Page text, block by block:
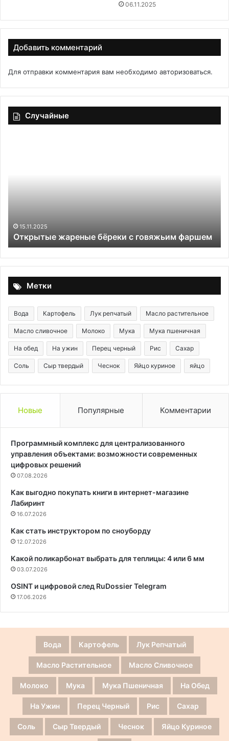
06.11.2025
Добавить комментарий
Для отправки комментария вам необходимо авторизоваться.
Случайные
Салат «Мимоза» с консервой горбуши
классический
Метки
Вода Картофель Лук репчатый Масло растительное
Масло сливочное Молоко Мука Мука пшеничная
На обед На ужин Перец черный Рис Сахар
Соль Сыр твердый Чеснок Яйцо куриное яйцо
Новые Популярные Комментарии
Программный комплекс для централизованного
управления объектами: возможности современных
цифровых решений
07.08.2026
Как выгодно покупать книги в интернет-магазине
Лабиринт
16.07.2026
Как стать инструктором по сноуборду
12.07.2026
Какой поликарбонат выбрать для теплицы: 4 или 6 мм
03.07.2026
OSINT и цифровой след RuDossier Telegram
17.06.2026
Вода Картофель Лук Репчатый
Масло Растительное Масло Сливочное
Молоко Мука Мука Пшеничная На Обед
На Ужин Перец Черный Рис Сахар
Соль Сыр Твердый Чеснок Яйцо Куриное